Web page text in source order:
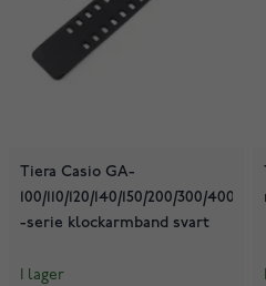
Tiera Casio GA-
100/110/120/140/150/200/300/400/
-serie klockarmband svart
I lager